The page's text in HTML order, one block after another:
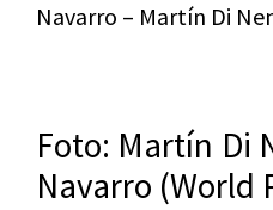
Navarro – Martín Di
Foto: Martín Di
Navarro (World